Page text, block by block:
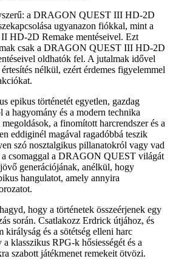
a DRAGON QUEST III HD-2D
ugyanazon fiókkal, mint a
HD-2D Remake mentéseivel. Ezt
csak a DRAGON QUEST III HD-2D
oldhatók fel. A jutalmak idővel
nélkül, ezért érdemes figyelemmel
epikus történetét egyetlen, gazdag
a hagyomány és a modern technika
a finomított harcrendszer és a
eddiginél magával ragadóbbá teszik
szó nosztalgikus pillanatokról vagy vad
csomaggal a DRAGON QUEST világát
generációjának, anélkül, hogy
hangulatot, amely annyira
hogy a történetek összeérjenek egy
során. Csatlakozz Erdrick útjához, és
királyság és a sötétség elleni harc
klasszikus RPG-k hősiességét és a
szabott játékmenet remekeit ötvözi.